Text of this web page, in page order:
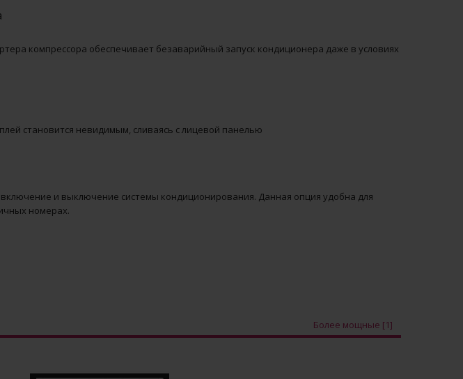
компрессора обеспечивает безаварийный запуск кондиционера даже в условиях
становится невидимым, сливаясь с лицевой панелью
и выключение системы кондиционирования. Данная опция удобна для
номерах.
Более мощные [1]